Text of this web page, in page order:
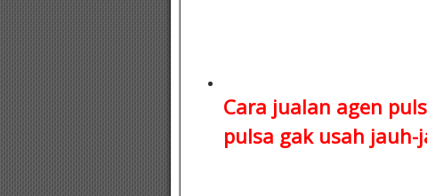
Cara jualan agen
pulsa gak usah